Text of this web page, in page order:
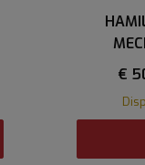
€